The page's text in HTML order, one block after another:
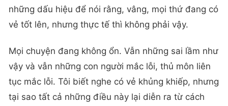
những dấu hiệu để nói rằng, vâng, mọi thứ đang có
vẻ tốt lên, nhưng thực tế thì không phải vậy.
Mọi chuyện đang không ổn. Vẫn những sai lầm như
vậy và vẫn những con người mắc lỗi, thủ môn liên
tục mắc lỗi. Tôi biết nghe có vẻ khủng khiếp, nhưng
tại sao tất cả những điều này lại diễn ra từ cách